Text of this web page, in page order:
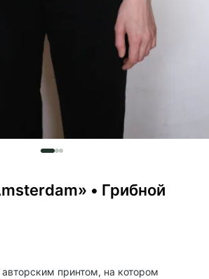
• Грибной
принтом, на котором